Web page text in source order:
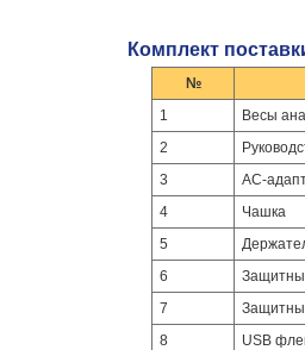
Комплект
№
1
Весы
2
3
АС-
4
Чашка
5
6
7
8
USB